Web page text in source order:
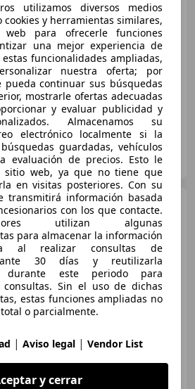
€ 11.150
Sin comparación
Electro/Gasolina
Fiat 500 Dolcevita 1.0 Hybrid
51KW 70 CV
€ 11.450
Sincomparación
Electro/Gasolina
utilizamos diversos medios
cookies y herramientas similares,
para ofrecerle funciones
una mejor experiencia de
funcionalidades ampliadas,
nuestra oferta; por
continuar sus búsquedas
mostrarle ofertas adecuadas
y evaluar publicidad y
Almacenamos su
electrónico localmente si la
guardadas, vehículos
evaluación de precios. Esto le
web, ya que no tiene que
en visitas posteriores. Con su
transmitirá información basada
con los que contacte.
utilizan algunas
para almacenar la información
al realizar consultas de
30 días y reutilizarla
durante este periodo para
consultas. Sin el uso de dichas
estas funciones ampliadas no
o parcialmente.
| Aviso legal | Vendor List
y cerrar